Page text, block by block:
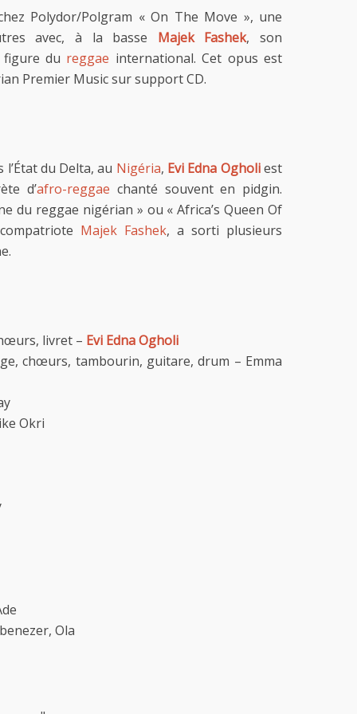
Polydor/Polgram « On The Move », une
avec, à la basse Majek Fashek, son
du reggae international. Cet opus est
Premier Music sur support CD.
du Delta, au Nigéria, Evi Edna Ogholiest
d’afro-reggae chanté souvent en pidgin.
du reggae nigérian » ou « Africa’s Queen Of
Majek Fashek, a sorti plusieurs
livret – Evi Edna Ogholi
chœurs, tambourin, guitare, drum – Emma
Okri
Ola